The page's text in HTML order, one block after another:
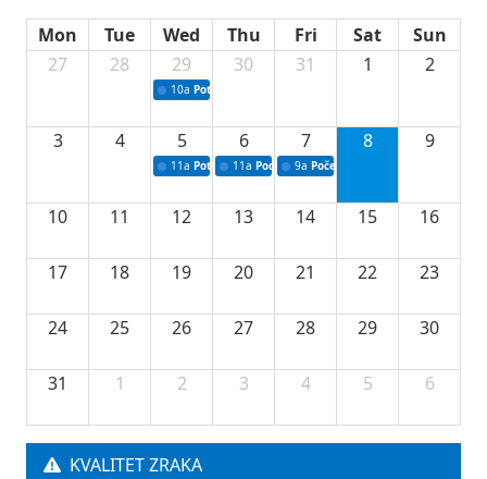
Mon Tue Wed Thu Fri Sat
Sun
27
28 29
10a Potpisivanje ugovora sa neprofitnim
30 31 1 2
3 4 5
11a Potpisivanje ugovora o stipendijama za
6
11a Podrška razvoju vodne infrastrukture u
7
9a Početak izgradnje nove
8 9
10 11 12 13 14 15 16
17 18 19 20 21 22 23
24 25 26 27 28 29 30
31 1 2 3 4 5 6
KVALITET ZRAKA